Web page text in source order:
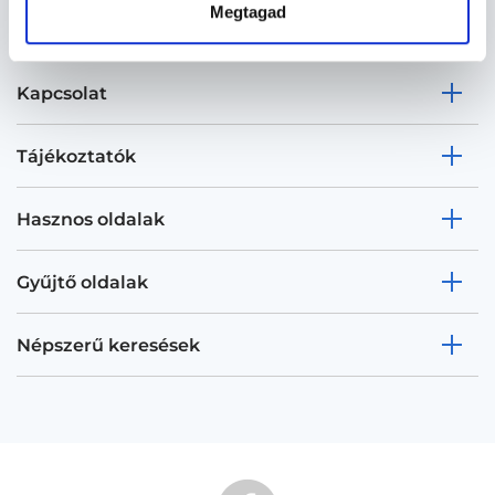
Megtagad
Kapcsolat
Tájékoztatók
Hasznos oldalak
Gyűjtő oldalak
Népszerű keresések